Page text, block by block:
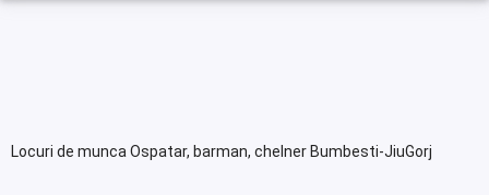
Locuri de munca Ospatar, barman, chelner Bumbesti-JiuGorj